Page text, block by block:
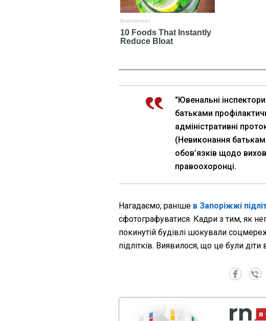
"Ювенальні
батьками
адміністративні
(Невиконання
обов’язків щодо
правоохоронці.
Нагадаємо, раніше в Запоріжжі
сфотографуватися. Кадри з тим, як
покинутій будівлі шокували
підлітків. Виявилося, що це були діти